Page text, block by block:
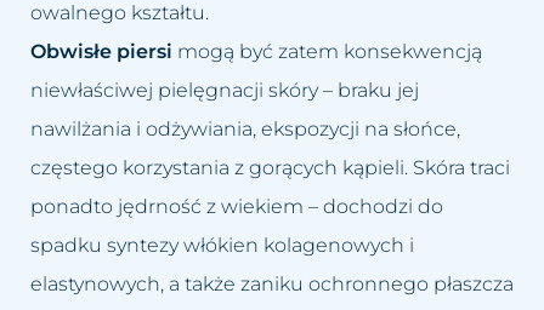
Wypadanie włosów
Zapadnięta twarz
Zastoje limfatyczne
Zmarszczki
Zmęczona twarz
Usuwanie bruzd nosowo
wargowych
Usuwanie cellulitu
Usuwanie makijażu
permanentnego
Usuwanie prosaków
owalnego kształtu.
Obwisłe piersi mogą być zatem konsekwencją
niewłaściwej pielęgnacji skóry – braku jej
nawilżania i odżywiania, ekspozycji na słońce,
częstego korzystania z gorących kąpieli. Skóra traci
ponadto jędrność z wiekiem – dochodzi do
spadku syntezy włókien kolagenowych i
elastynowych, a także zaniku ochronnego płaszcza